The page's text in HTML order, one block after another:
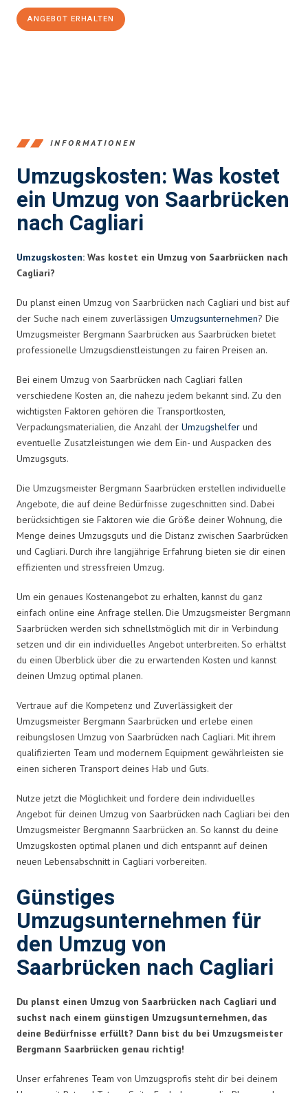
ANGEBOT ERHALTEN
INFORMATIONEN
Umzugskosten: Was kostet
ein Umzug von Saarbrücken
nach Cagliari
Umzugskosten: Was kostet ein Umzug von Saarbrücken nach
Cagliari?
Du planst einen Umzug von Saarbrücken nach Cagliari und bist auf
der Suche nach einem zuverlässigen Umzugsunternehmen? Die
Umzugsmeister Bergmann Saarbrücken aus Saarbrücken bietet
professionelle Umzugsdienstleistungen zu fairen Preisen an.
Bei einem Umzug von Saarbrücken nach Cagliari fallen
verschiedene Kosten an, die nahezu jedem bekannt sind. Zu den
wichtigsten Faktoren gehören die Transportkosten,
Verpackungsmaterialien, die Anzahl der Umzugshelfer und
eventuelle Zusatzleistungen wie dem Ein- und Auspacken des
Umzugsguts.
Die Umzugsmeister Bergmann Saarbrücken erstellen individuelle
Angebote, die auf deine Bedürfnisse zugeschnitten sind. Dabei
berücksichtigen sie Faktoren wie die Größe deiner Wohnung, die
Menge deines Umzugsguts und die Distanz zwischen Saarbrücken
und Cagliari. Durch ihre langjährige Erfahrung bieten sie dir einen
effizienten und stressfreien Umzug.
Um ein genaues Kostenangebot zu erhalten, kannst du ganz
einfach online eine Anfrage stellen. Die Umzugsmeister Bergmann
Saarbrücken werden sich schnellstmöglich mit dir in Verbindung
setzen und dir ein individuelles Angebot unterbreiten. So erhältst
du einen Überblick über die zu erwartenden Kosten und kannst
deinen Umzug optimal planen.
Vertraue auf die Kompetenz und Zuverlässigkeit der
Umzugsmeister Bergmann Saarbrücken und erlebe einen
reibungslosen Umzug von Saarbrücken nach Cagliari. Mit ihrem
qualifizierten Team und modernem Equipment gewährleisten sie
einen sicheren Transport deines Hab und Guts.
Nutze jetzt die Möglichkeit und fordere dein individuelles
Angebot für deinen Umzug von Saarbrücken nach Cagliari bei den
Umzugsmeister Bergmannn Saarbrücken an. So kannst du deine
Umzugskosten optimal planen und dich entspannt auf deinen
neuen Lebensabschnitt in Cagliari vorbereiten.
Günstiges
Umzugsunternehmen für
den Umzug von
Saarbrücken nach Cagliari
Du planst einen Umzug von Saarbrücken nach Cagliari und
suchst nach einem günstigen Umzugsunternehmen, das
deine Bedürfnisse erfüllt? Dann bist du bei Umzugsmeister
Bergmann Saarbrücken genau richtig!
Unser erfahrenes Team von Umzugsprofis steht dir bei deinem